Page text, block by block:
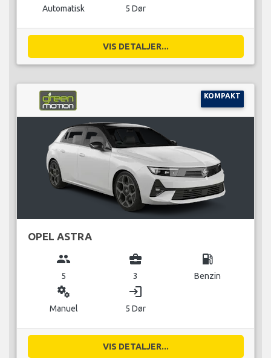
Automatisk 5 Dør
VIS DETALJER...
KOMPAKT
OPEL ASTRA
group
5
business_center
3
local_gas_station
Benzin
miscellaneous_services
Manuel
login
5 Dør
VIS DETALJER...